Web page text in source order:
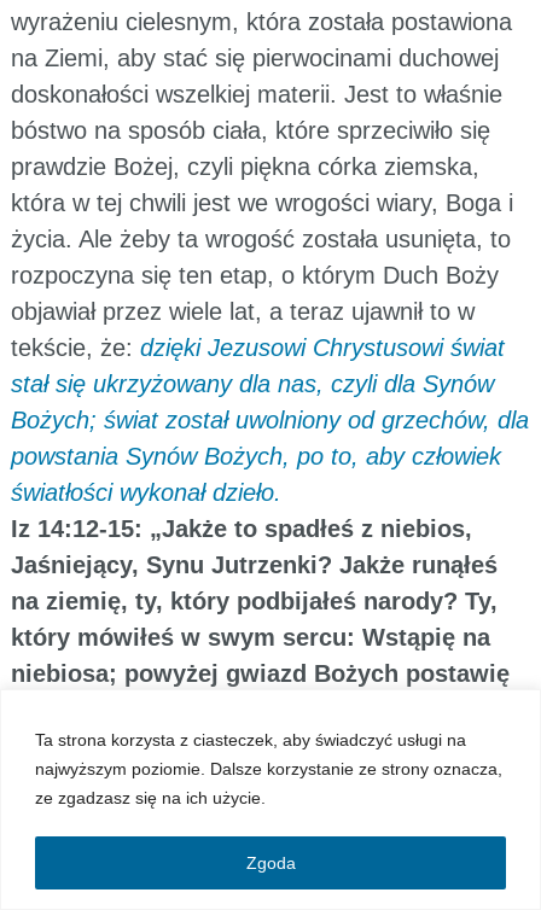
Ta strona korzysta z ciasteczek, aby świadczyć usługi na
najwyższym poziomie. Dalsze korzystanie ze strony oznacza,
ze zgadzasz się na ich użycie.
Zgoda
wyrażeniu cielesnym, która została postawiona
na Ziemi, aby stać się pierwocinami duchowej
doskonałości wszelkiej materii. Jest to właśnie
bóstwo na sposób ciała, które sprzeciwiło się
prawdzie Bożej, czyli piękna córka ziemska,
która w tej chwili jest we wrogości wiary, Boga i
życia. Ale żeby ta wrogość została usunięta, to
rozpoczyna się ten etap, o którym Duch Boży
objawiał przez wiele lat, a teraz ujawnił to w
tekście, że: dzięki Jezusowi Chrystusowi świat
stał się ukrzyżowany dla nas, czyli dla Synów
Bożych; świat został uwolniony od grzechów, dla
powstania Synów Bożych, po to, aby człowiek
światłości wykonał dzieło.
Iz 14:12-15: „Jakże to spadłeś z niebios,
Jaśniejący, Synu Jutrzenki? Jakże runąłeś
na ziemię, ty, który podbijałeś narody? Ty,
który mówiłeś w swym sercu: Wstąpię na
niebiosa; powyżej gwiazd Bożych postawię
krańcach północy. Wstąpię na szczyty
obłoków, podobny będę do Najwyższego.
Ab 1:18: „I stanie się dom Jakuba ogniem, a